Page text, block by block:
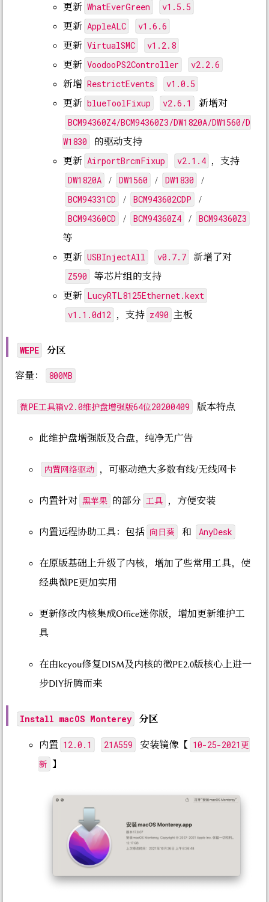
更新 WhatEverGreen v1.5.5
更新 AppleALC v1.6.6
更新 VirtualSMC v1.2.8
更新 VoodooPS2Controller v2.2.6
新增 RestrictEvents v1.0.5
更新 blueToolFixup v2.6.1 新增对
BCM94360Z4/BCM94360Z3/DW1820A/DW1560/D
W1830
的驱动支持
更新 AirportBrcmFixup v2.1.4 ，支持
DW1820A / DW1560 / DW1830 /
BCM94331CD / BCM943602CDP /
BCM94360CD / BCM94360Z4 / BCM94360Z3
等
更新 USBInjectAll v0.7.7 新增了对
Z590
等芯片组的支持
更新 LucyRTL8125Ethernet.kext
v1.1.0d12 ，支持 z490 主板
WEPE 分区
容量： 800MB
微PE工具箱v2.0维护盘增强版64位20200409 版本特点
此维护盘增强版及合盘，纯净无广告
内置网络驱动 ，可驱动绝大多数有线/无线网卡
内置针对 黑苹果 的部分 工具 ，方便安装
内置远程协助工具：包括 向日葵 和 AnyDesk
在原版基础上升级了内核，增加了些常用工具，使
经典微PE更加实用
更新修改内核集成Office迷你版，增加更新维护工
具
在由kcyou修复DISM及内核的微PE2.0版核心上进一
步DIY折腾而来
Install macOS Monterey 分区
内置 12.0.1 21A559 安装镜像【
10-25-2021更
新
】